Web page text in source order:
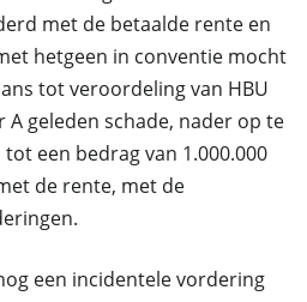
met de betaalde rente en
hetgeen in conventie mocht
tot veroordeling van HBU
geleden schade, nader op te
een bedrag van 1.000.000
de rente, met de
een incidentele vordering